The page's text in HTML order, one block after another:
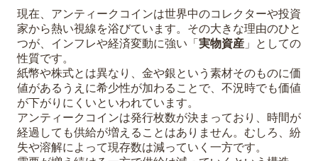
現在、アンティークコインは世界中のコレクターや投資
家から熱い視線を浴びています。その大きな理由のひと
つが、インフレや経済変動に強い「 実物資産 」としての
性質です。
紙幣や株式とは異なり、金や銀という素材そのものに価
値があるうえに希少性が加わることで、不況時でも価値
が下がりにくいといわれています。
アンティークコインは発行枚数が決まっており、時間が
経過しても供給が増えることはありません。むしろ、紛
失や溶解によって現存数は減っていく一方です。